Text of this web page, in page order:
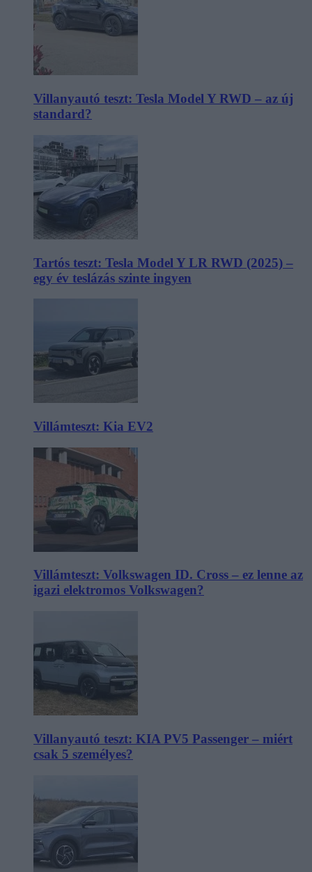
Villanyautó teszt: Tesla Model Y RWD – az új
standard?
Tartós teszt: Tesla Model Y LR RWD (2025) –
egy év teslázás szinte ingyen
Villámteszt: Kia EV2
Villámteszt: Volkswagen ID. Cross – ez lenne az
igazi elektromos Volkswagen?
Villanyautó teszt: KIA PV5 Passenger – miért
csak 5 személyes?